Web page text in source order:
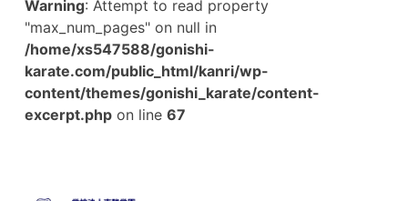
Warning: Attempt to read property
"max_num_pages" on null in
/home/xs547588/gonishi-
karate.com/public_html/kanri/wp-
content/themes/gonishi_karate/content-
excerpt.phpon line 67